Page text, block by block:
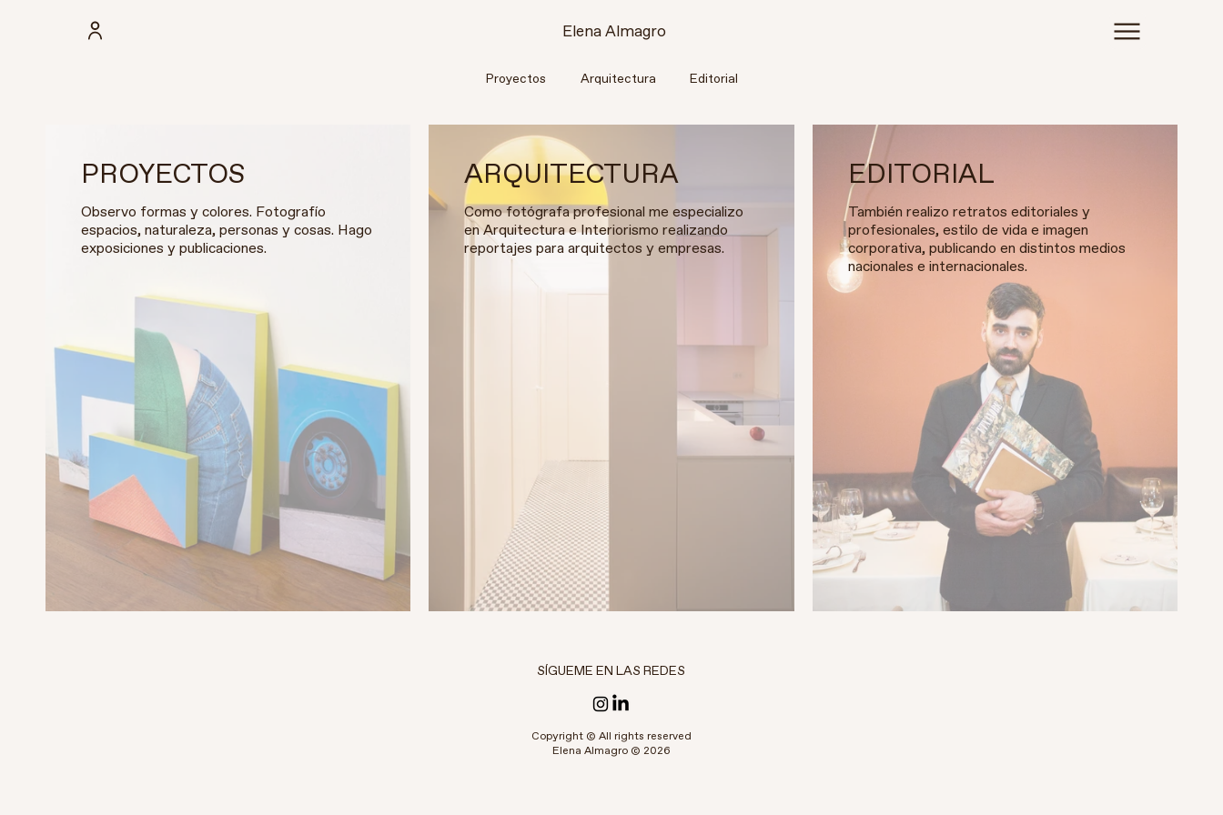
Elena Almagro
Proyectos Arquitectura Editorial
PROYECTOS
Observo formas y colores. Fotografío
espacios, naturaleza, personas y cosas. Hago
exposiciones y publicaciones.
ARQUITECTURA
Como fotógrafa profesional me especializo
en Arquitectura e Interiorismo realizando
reportajes para arquitectos y empresas.
EDITORIAL
También realizo retratos editoriales y
profesionales, estilo de vida e imagen
corporativa, publicando en distintos medios
nacionales e internacionales.
SÍGUEME EN LAS REDES
Copyright © All rights reserved
Elena Almagro © 2026